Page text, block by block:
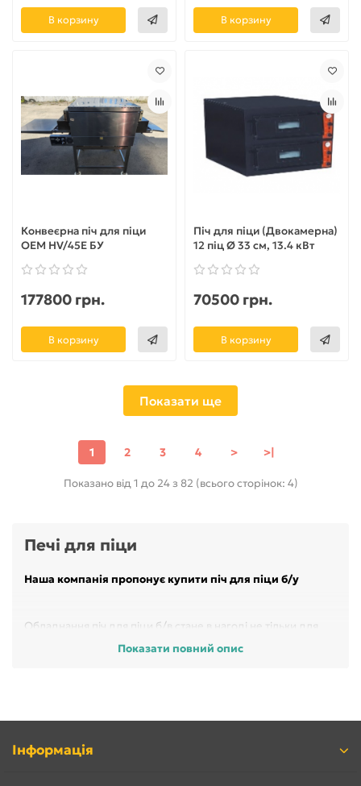
В корзину В корзину
Конвеєрна піч для піци
OEM HV/45E БУ
177800 грн.
В корзину
Піч для піци (Двокамерна)
12 піц Ø 33 см, 13.4 кВт
70500 грн.
В корзину
Показати ще
1 2 3 4 > >|
Показано від 1 до 24 з 82 (всього сторінок: 4)
Печі для піци
Наша компанія пропонує купити піч для піци б/у
Обладнання піч для піци б/в стане в нагоді не тільки для
вузькоформатного закладу піцерій, але і для багатьох
інших підприємств громадського харчування: ресторани,
ресторанів пропонують широкий асортимент печей для
піци. Всі печі для випічки піци б/у відрізняються багатьма
Показати повний опис
Інформація